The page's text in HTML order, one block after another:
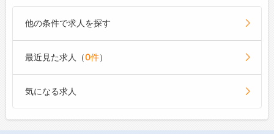
他の条件で求人を探す
最近見た求人（0件）
気になる求人